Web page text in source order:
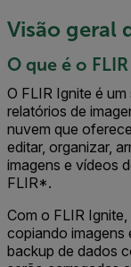
Visão geral
O que é o
O FLIR Ignite é
relatórios de
nuvem que
editar, organizar,
imagens e vídeos
FLIR*.
Com o FLIR
copiando
backup de dados